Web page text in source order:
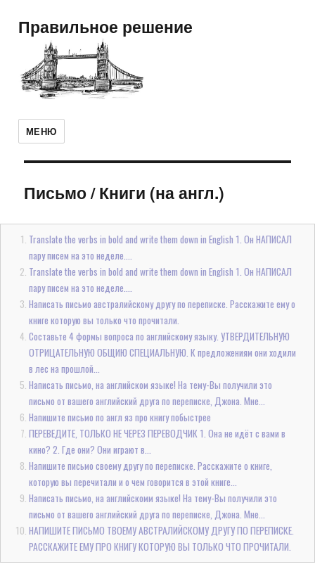
Правильное решение
МЕНЮ
Письмо/Книги (на англ.)
Translate the verbs in bold and write them down in English 1. Он НАПИСАЛ
пару писем на это неделе....
Translate the verbs in bold and write them down in English 1. Он НАПИСАЛ
пару писем на это неделе....
Написать письмо австралийскому другу по переписке. Расскажите ему о
книге которую вы только что прочитали.
Составьте 4 формы вопроса по английскому языку. УТВЕРДИТЕЛЬНУЮ
ОТРИЦАТЕЛЬНУЮ ОБЩИЮ СПЕЦИАЛЬНУЮ. К предложениям они ходили
в лес на прошлой...
Написать письмо, на английском языке! На тему-Вы получили это
письмо от вашего английский друга по переписке, Джона. Мне...
Напишите письмо по англ яз про книгу побыстрее
ПЕРЕВЕДИТЕ, ТОЛЬКО НЕ ЧЕРЕЗ ПЕРЕВОДЧИК 1. Она не идёт с вами в
кино? 2. Где они? Они играют в...
Напишите письмо своему другу по переписке. Расскажите о книге,
которую вы перечитали и о чем говорится в этой книге...
Написать письмо, на английскомм языке! На тему-Вы получили это
письмо от вашего английский друга по переписке, Джона. Мне...
НАПИШИТЕ ПИСЬМО ТВОЕМУ АВСТРАЛИЙСКОМУ ДРУГУ ПО ПЕРЕПИСКЕ.
РАССКАЖИТЕ ЕМУ ПРО КНИГУ КОТОРУЮ ВЫ ТОЛЬКО ЧТО ПРОЧИТАЛИ.